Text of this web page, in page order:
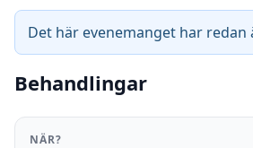
Det här evenemanget har redan
Behandlingar
NÄR?